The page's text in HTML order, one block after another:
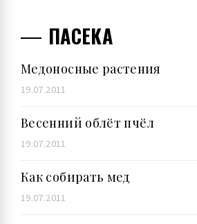
ПАСЕКА
Медоносные растения
19.07.2011
Весенний облёт пчёл
19.07.2011
Как собирать мед
19.07.2011